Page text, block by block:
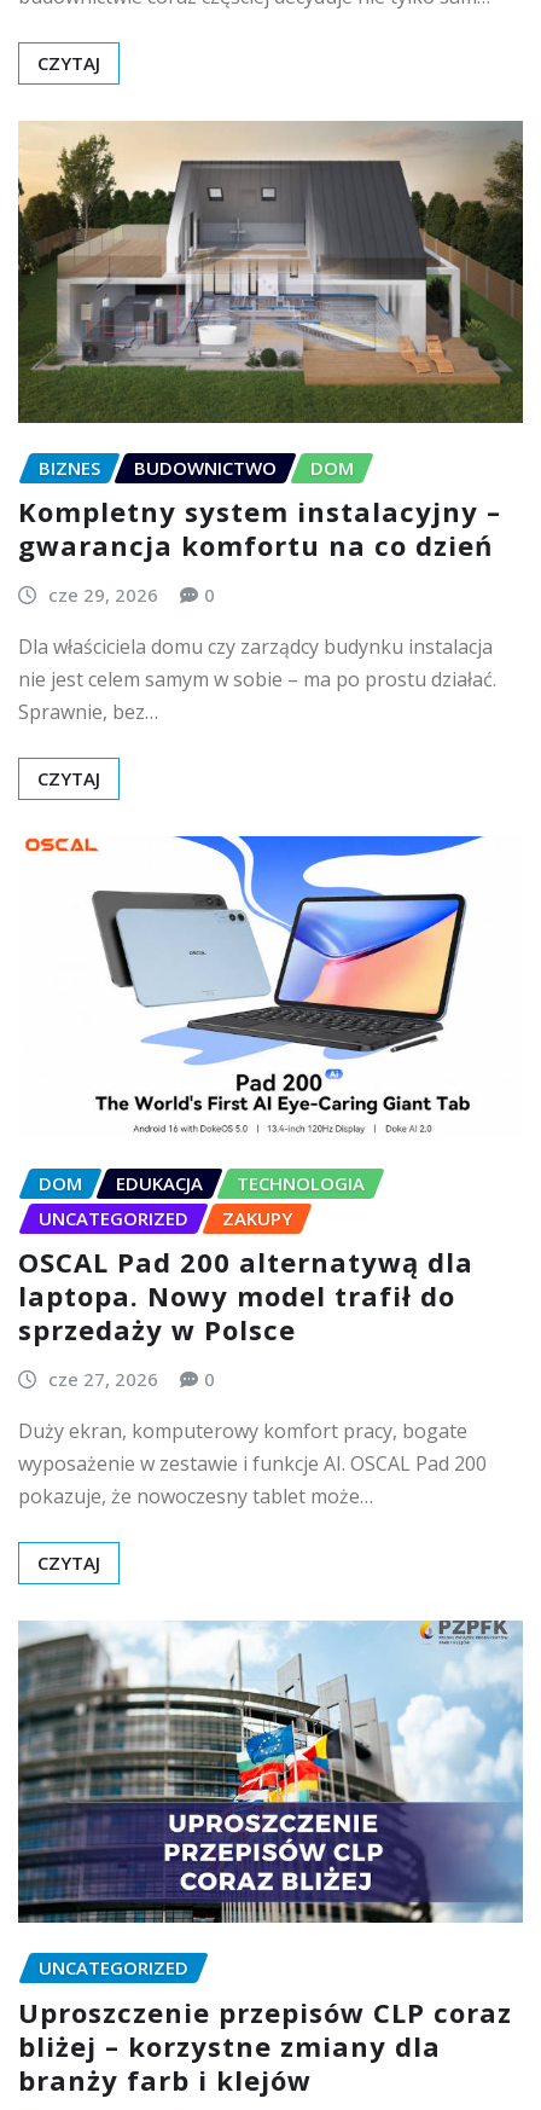
CZYTAJ
BIZNES BUDOWNICTWO DOM
Kompletny system instalacyjny –
gwarancja komfortu na co dzień
cze 29, 2026 0
Dla właściciela domu czy zarządcy budynku instalacja
nie jest celem samym w sobie – ma po prostu działać.
Sprawnie, bez…
CZYTAJ
DOM EDUKACJA
TECHNOLOGIA
UNCATEGORIZED
ZAKUPY
OSCAL Pad 200 alternatywą dla
laptopa. Nowy model trafił do
sprzedaży w Polsce
cze 27, 2026 0
Duży ekran, komputerowy komfort pracy, bogate
wyposażenie w zestawie i funkcje AI. OSCAL Pad 200
pokazuje, że nowoczesny tablet może…
CZYTAJ
UNCATEGORIZED
Uproszczenie przepisów CLP coraz
bliżej – korzystne zmiany dla
branży farb i klejów